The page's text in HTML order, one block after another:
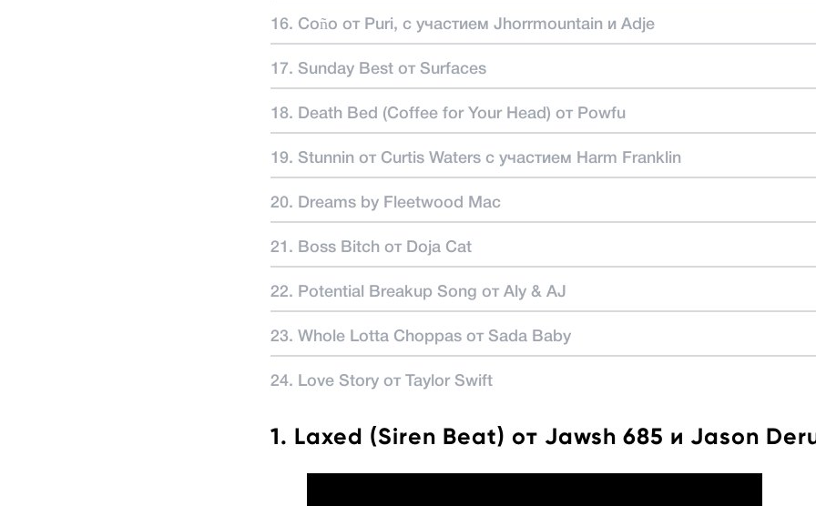
16. Coño от Puri, с участием Jhorrmountain и Adje
17. Sunday Best от Surfaces
18. Death Bed (Coffee for Your Head) от Powfu
19. Stunnin от Curtis Waters с участием Harm Franklin
20. Dreams by Fleetwood Mac
21. Boss Bitch от Doja Cat
22. Potential Breakup Song от Aly & AJ
23. Whole Lotta Choppas от Sada Baby
24. Love Story от Taylor Swift
1. Laxed (Siren Beat) от Jawsh 685 и Jason